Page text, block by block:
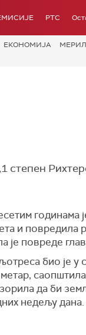
РТС
ЕКОНОМИЈА
годинама
и повредила
је повреде
био је у
да би
недељу дана.